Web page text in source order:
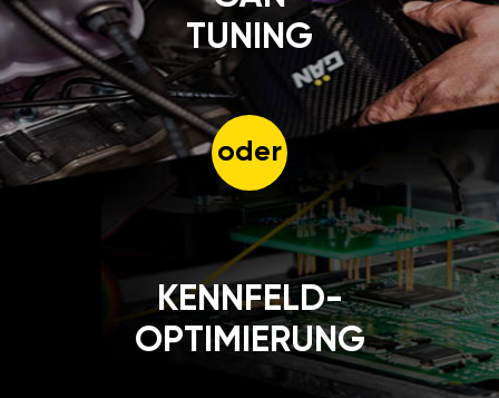
TUNING
oder
KENNFELD-
OPTIMIERUNG